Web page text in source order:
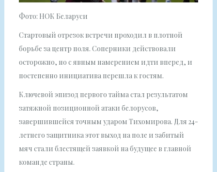
Фото: НОК Беларуси
Стартовый отрезок встречи проходил в плотной
борьбе за центр поля. Соперники действовали
осторожно, но с явным намерением идти вперед, и
постепенно инициатива перешла к гостям.
Ключевой эпизод первого тайма стал результатом
затяжной позиционной атаки белорусов,
завершившейся точным ударом Тихомирова. Для 24-
летнего защитника этот выход на поле и забитый
мяч стали блестящей заявкой на будущее в главной
команде страны.